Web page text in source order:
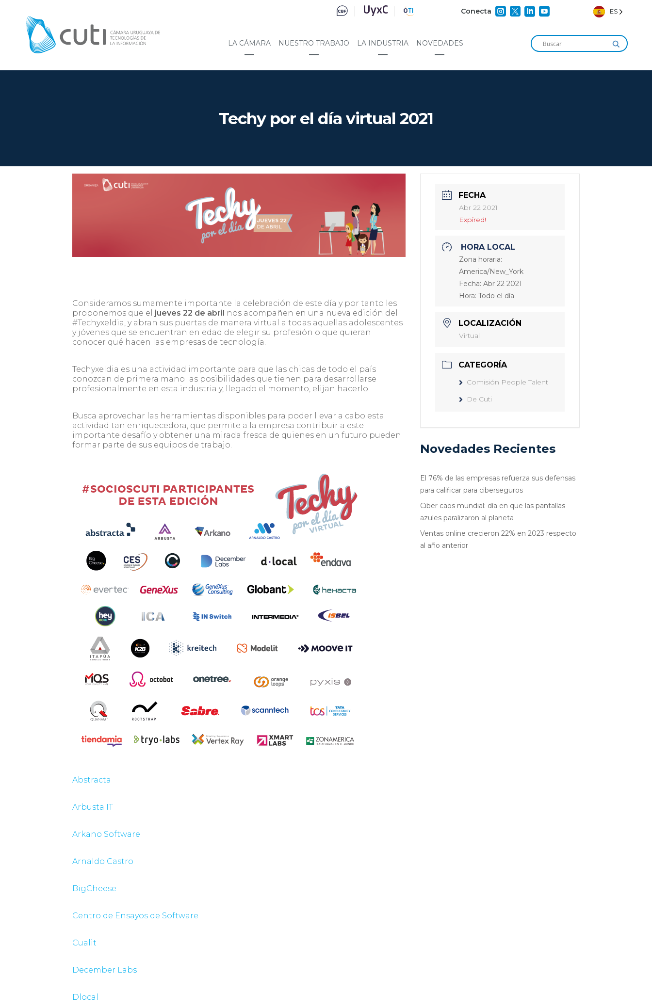
Conecta     ES
LA CÁMARA NUESTRO TRABAJO LA INDUSTRIA NOVEDADES
Techy por el día virtual 2021
Consideramos sumamente importante la celebración de este día y por tanto les
proponemos que el jueves 22 de abril nos acompañen en una nueva edición del
#Techyxeldia, y abran sus puertas de manera virtual a todas aquellas adolescentes
y jóvenes que se encuentran en edad de elegir su profesión o que quieran
conocer qué hacen las empresas de tecnología.
Techyxeldia es una actividad importante para que las chicas de todo el país
conozcan de primera mano las posibilidades que tienen para desarrollarse
profesionalmente en esta industria y, llegado el momento, elijan hacerlo.
Busca aprovechar las herramientas disponibles para poder llevar a cabo esta
actividad tan enriquecedora, que permite a la empresa contribuir a este
importante desafío y obtener una mirada fresca de quienes en un futuro pueden
formar parte de sus equipos de trabajo.
Abstracta
Arbusta IT
Arkano Software
Arnaldo Castro
BigCheese
Centro de Ensayos de Software
Cualit
December Labs
Dlocal
FECHA
Abr 22 2021
Expired!
HORA LOCAL
Zona horaria:
America/New_York
Fecha:Abr 22 2021
Hora:Todo el día
LOCALIZACIÓN
Virtual
CATEGORÍA
Comisión People Talent
De Cuti
Novedades Recientes
El 76% de las empresas refuerza sus defensas
para calificar para ciberseguros
Ciber caos mundial: día en que las pantallas
azules paralizaron al planeta
Ventas online crecieron 22% en 2023 respecto
al año anterior